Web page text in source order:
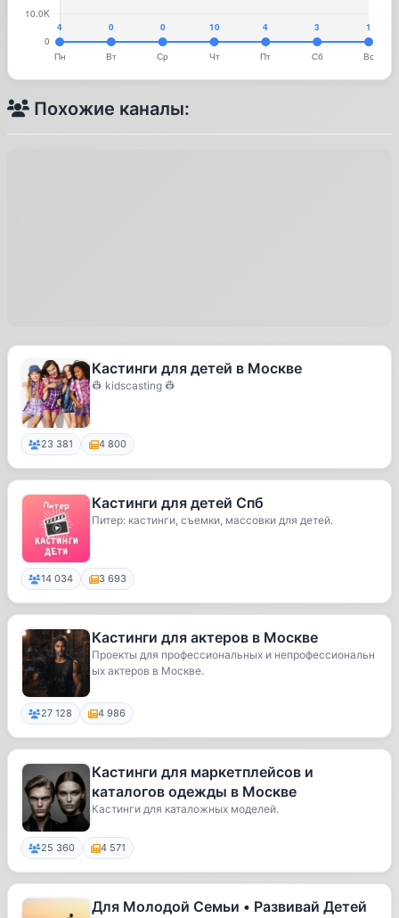
Похожие каналы:
Кастинги для детей в Москве
👷 kidscasting 👷
23 381 4 800
Кастинги для детей Спб
Питер: кастинги, съемки, массовки для детей.
14 034 3 693
Кастинги для актеров в Москве
Проекты для профессиональных и непрофессиональн
ых актеров в Москве.
27 128 4 986
Кастинги для маркетплейсов и
каталогов одежды в Москве
Кастинги для каталожных моделей.
25 360 4 571
Для Молодой Семьи • Развивай Детей